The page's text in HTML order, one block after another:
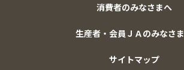
消費者のみなさまへ
生産者・会員ＪＡのみなさ
サイトマップ